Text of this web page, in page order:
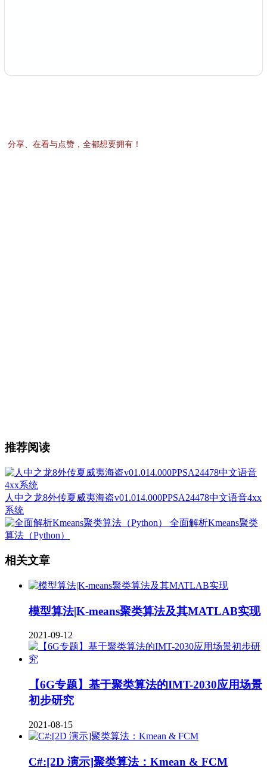
分享、在看与点赞 ，全都想要拥有！
推荐阅读
人中之龙8外传夏威夷海盗v01.014.000PPSA24478中文语音4xx
系统
全面解析Kmeans聚类
算法（Python）
相关文章
模型算法|K-means聚类算法及其MATLAB实现
2021-09-12
【6G专题】基于聚类算法的IMT-2030应用场景
初步研究
2021-08-15
C#:[2D 演示]聚类算法：Kmean & FCM